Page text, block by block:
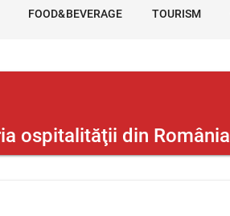
FOOD&BEVERAGE TOURISM
ospitalităţii din România